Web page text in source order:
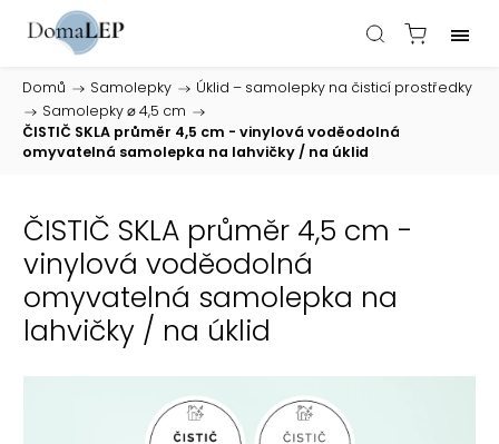
Domů / Samolepky /
Úklid – samolepky na čisticí prostředky
/
Samolepky ⌀ 4,5 cm /
ČISTIČ SKLA průměr 4,5 cm - vinylová voděodolná
omyvatelná samolepka na lahvičky / na úklid
ČISTIČ SKLA průměr 4,5 cm -
vinylová voděodolná
omyvatelná samolepka na
lahvičky / na úklid